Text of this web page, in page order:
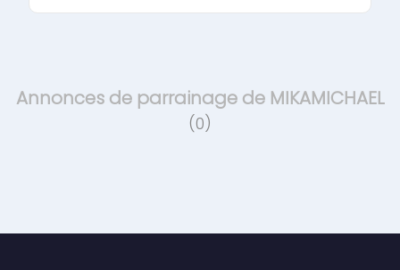
Annonces de parrainage de MIKAMICHAEL
(0)